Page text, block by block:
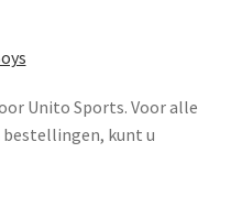
Unito Sports. Voor alle
kunt u